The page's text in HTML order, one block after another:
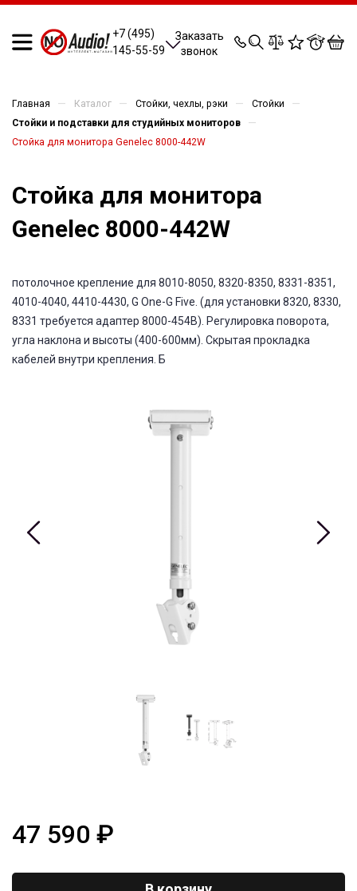
+7 (495)
145-55-59
Заказать
звонок
0 0 0 0
Главная — Каталог — Стойки, чехлы, рэки — Стойки —
Стойки и подставки для студийных мониторов —
Стойка для монитора Genelec 8000-442W
Стойка для монитора
Genelec 8000-442W
потолочное крепление для 8010-8050, 8320-8350, 8331-8351,
4010-4040, 4410-4430, G One-G Five. (для установки 8320, 8330,
8331 требуется адаптер 8000-454B). Регулировка поворота,
угла наклона и высоты (400-600мм). Скрытая прокладка
кабелей внутри крепления. Б
47 590 ₽